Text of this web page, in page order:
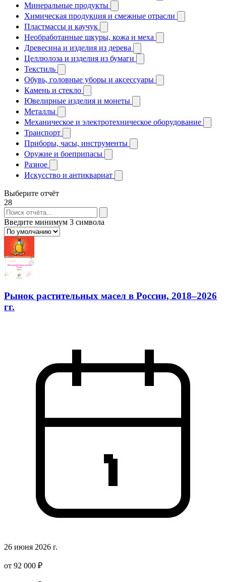
Минеральные продукты
Химическая продукция и смежные отрасли
Пластмассы и каучук
Необработанные шкуры, кожа и меха
Древесина и изделия из дерева
Целлюлоза и изделия из бумаги
Текстиль
Обувь, головные уборы и аксессуары
Камень и стекло
Ювелирные изделия и монеты
Металлы
Механическое и электротехническое оборудование
Транспорт
Приборы, часы, инструменты
Оружие и боеприпасы
Разное
Искусство и антиквариат
Выберите отчёт
28
Введите минимум 3 символа
Рынок растительных масел в России, 2018–2026
гг.
26 июня 2026 г.
от 92 000 ₽